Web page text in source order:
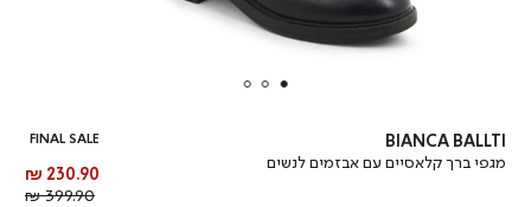
BIANCA BALLTI
מגפי ברך קלאסיים עם אבזמים לנשים
FINAL SALE
מחיר
מוצר
230.90 ₪
399.90 ₪